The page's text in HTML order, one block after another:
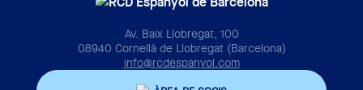
Av. Baix Llobregat, 100
08940 Cornellà de Llobregat (Barcelona)
info@rcdespanyol.com